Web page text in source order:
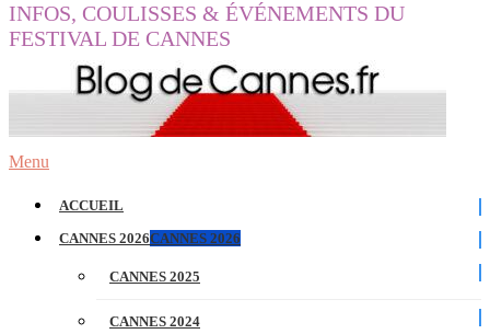
INFOS, COULISSES & ÉVÉNEMENTS DU
FESTIVAL DE CANNES
Menu
ACCUEIL
CANNES 2026CANNES 2026
CANNES 2025
CANNES 2024